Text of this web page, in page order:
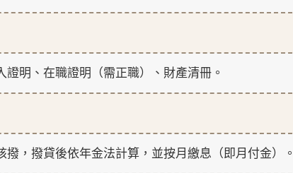
明、在職證明（需正職）、財產清冊。
，撥貸後依年金法計算，並按月繳息（即月付金）。